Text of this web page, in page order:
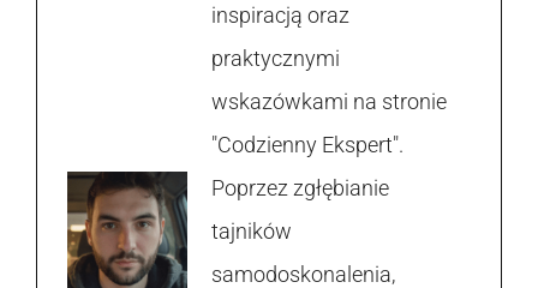
inspiracją oraz
praktycznymi
wskazówkami na stronie
"Codzienny Ekspert".
Poprzez zgłębianie
tajników
samodoskonalenia,